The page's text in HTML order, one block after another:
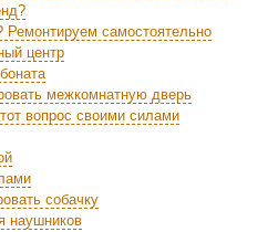
самостоятельно
центр
межкомнатную дверь
вопрос своими силами
собачку
наушников